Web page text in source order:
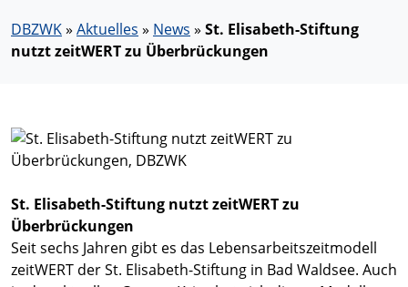
DBZWK» Aktuelles » News » St. Elisabeth-Stiftung
nutzt zeitWERT zu Überbrückungen
St. Elisabeth-Stiftung nutzt zeitWERT zu
Überbrückungen
Seit sechs Jahren gibt es das Lebensarbeitszeitmodell
zeitWERT der St. Elisabeth-Stiftung in Bad Waldsee. Auch